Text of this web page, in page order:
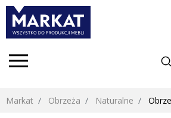
Markat Obrzeża Naturalne